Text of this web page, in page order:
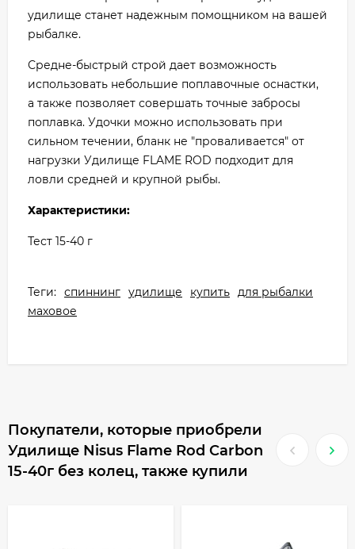
удилище станет надежным помощником на вашей
рыбалке.
Средне-быстрый строй дает возможность
использовать небольшие поплавочные оснастки,
а также позволяет совершать точные забросы
поплавка. Удочки можно использовать при
сильном течении, бланк не "проваливается" от
нагрузки Удилище FLAME ROD подходит для
ловли средней и крупной рыбы.
Характеристики:
Тест 15-40 г
Теги: спиннинг удилище купить для рыбалки
маховое
Покупатели, которые приобрели
Удилище Nisus Flame Rod Carbon
15-40г без колец, также купили